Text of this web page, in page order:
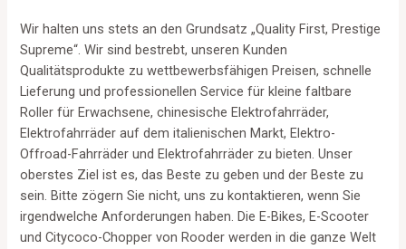
Wir halten uns stets an den Grundsatz „Quality First, Prestige
Supreme“. Wir sind bestrebt, unseren Kunden
Qualitätsprodukte zu wettbewerbsfähigen Preisen, schnelle
Lieferung und professionellen Service für kleine faltbare
Roller für Erwachsene, chinesische Elektrofahrräder,
Elektrofahrräder auf dem italienischen Markt, Elektro-
Offroad-Fahrräder und Elektrofahrräder zu bieten. Unser
oberstes Ziel ist es, das Beste zu geben und der Beste zu
sein. Bitte zögern Sie nicht, uns zu kontaktieren, wenn Sie
irgendwelche Anforderungen haben. Die E-Bikes, E-Scooter
und Citycoco-Chopper von Rooder werden in die ganze Welt